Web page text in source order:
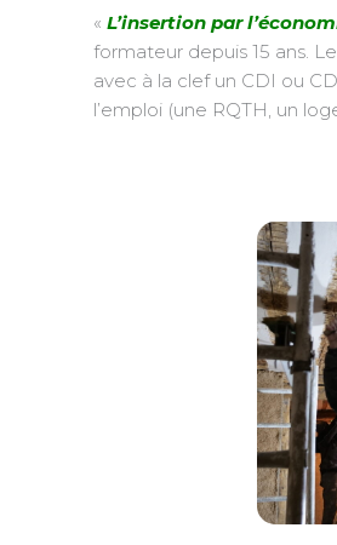
« L’insertion par
formateur depuis 15 ans.
avec à la clef un CDI ou
l’emploi (une RQTH, un